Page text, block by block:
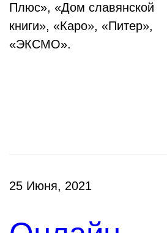
Плюс», «Дом славянской
книги», «Каро», «Питер»,
«ЭКСМО».
25 Июня, 2021